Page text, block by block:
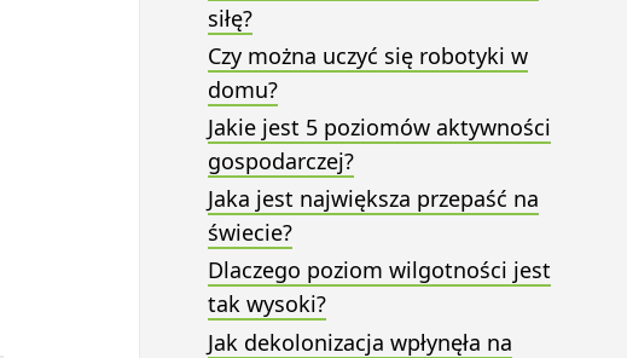
siłę?
Czy można uczyć się robotyki w
domu?
Jakie jest 5 poziomów aktywności
gospodarczej?
Jaka jest największa przepaść na
świecie?
Dlaczego poziom wilgotności jest
tak wysoki?
Jak dekolonizacja wpłynęła na